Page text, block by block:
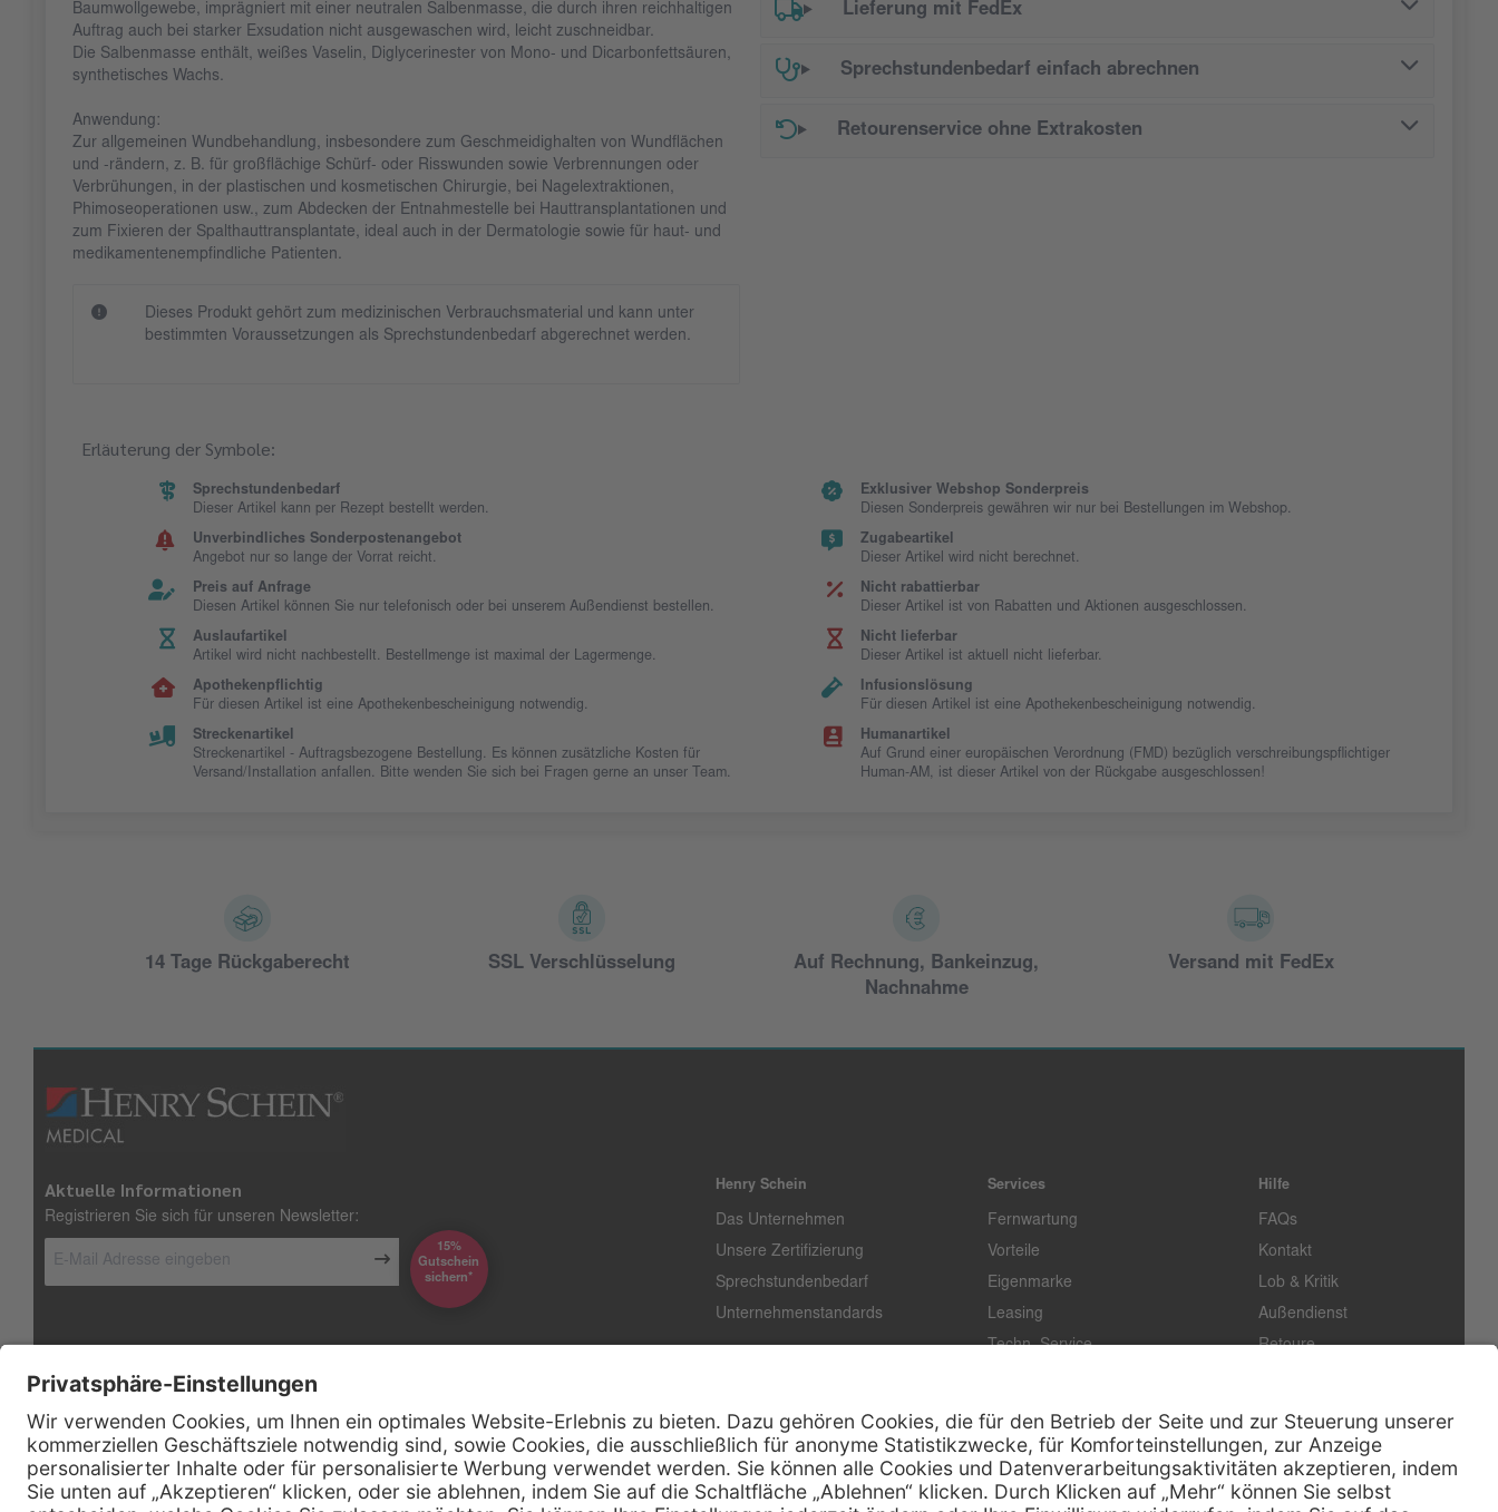
Baumwollgewebe, imprägniert mit einer neutralen Salbenmasse, die durch ihren reichhaltigen
Auftrag auch bei starker Exsudation nicht ausgewaschen wird, leicht zuschneidbar.
Die Salbenmasse enthält, weißes Vaselin, Diglycerinester von Mono- und Dicarbonfettsäuren,
synthetisches Wachs.
Anwendung:
Zur allgemeinen Wundbehandlung, insbesondere zum Geschmeidighalten von Wundflächen
und -rändern, z. B. für großflächige Schürf- oder Risswunden sowie Verbrennungen oder
Verbrühungen, in der plastischen und kosmetischen Chirurgie, bei Nagelextraktionen,
Phimoseoperationen usw., zum Abdecken der Entnahmestelle bei Hauttransplantationen und
zum Fixieren der Spalthauttransplantate, ideal auch in der Dermatologie sowie für haut- und
medikamentenempfindliche Patienten.
Dieses Produkt gehört zum medizinischen Verbrauchsmaterial und kann unter
bestimmten Voraussetzungen als Sprechstundenbedarf abgerechnet werden.
Lieferung mit FedEx
Sprechstundenbedarf einfach abrechnen
Retourenservice ohne Extrakosten
Erläuterung der Symbole:
Sprechstundenbedarf
Dieser Artikel kann per Rezept bestellt werden.
Exklusiver Webshop Sonderpreis
Diesen Sonderpreis gewähren wir nur bei Bestellungen im Webshop.
Unverbindliches Sonderpostenangebot
Angebot nur so lange der Vorrat reicht.
Zugabeartikel
Dieser Artikel wird nicht berechnet.
Preis auf Anfrage
Diesen Artikel können Sie nur telefonisch oder bei unserem Außendienst bestellen.
Nicht rabattierbar
Dieser Artikel ist von Rabatten und Aktionen ausgeschlossen.
Auslaufartikel
Artikel wird nicht nachbestellt. Bestellmenge ist maximal der Lagermenge.
Nicht lieferbar
Dieser Artikel ist aktuell nicht lieferbar.
Apothekenpflichtig
Für diesen Artikel ist eine Apothekenbescheinigung notwendig.
Infusionslösung
Für diesen Artikel ist eine Apothekenbescheinigung notwendig.
Streckenartikel
Streckenartikel - Auftragsbezogene Bestellung. Es können zusätzliche Kosten für
Versand/Installation anfallen. Bitte wenden Sie sich bei Fragen gerne an unser Team.
Humanartikel
Auf Grund einer europäischen Verordnung (FMD) bezüglich verschreibungspflichtiger
Human-AM, ist dieser Artikel von der Rückgabe ausgeschlossen!
14 Tage Rückgaberecht SSL Verschlüsselung
Auf Rechnung, Bankeinzug,
Nachnahme
Versand mit FedEx
Aktuelle Informationen
Registrieren Sie sich für unseren Newsletter:
15%
Gutschein
*sichern
Henry Schein Medical GmbH
Alt-Moabit 96 b
D-10559 Berlin
Henry Schein
Das Unternehmen
Unsere Zertifizierung
Sprechstundenbedarf
Unternehmenstandards
Services
Fernwartung
Vorteile
Eigenmarke
Leasing
Techn. Service
Hilfe
FAQs
Kontakt
Lob & Kritik
Außendienst
Retoure
Zertifikat Rechtliches
Impressum
Datenschutz